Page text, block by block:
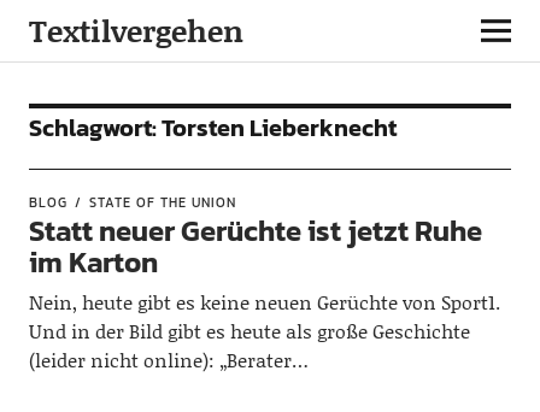
Textilvergehen
Schlagwort:Torsten Lieberknecht
BLOG STATE OF THE UNION
Statt neuer Gerüchte ist jetzt Ruhe
im Karton
Nein, heute gibt es keine neuen Gerüchte von Sport1.
Und in der Bild gibt es heute als große Geschichte
(leider nicht online): „Berater…